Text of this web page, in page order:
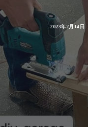
2023年2月14日